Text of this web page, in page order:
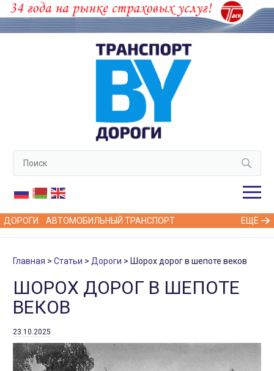
ДОРОГИ АВТОМОБИЛЬНЫЙ ТРАНСПОРТ ЕЩЁ
Главная Статьи Дороги Шорох дорог в шепоте веков
ШОРОХ ДОРОГ В ШЕПОТЕ
ВЕКОВ
23.10.2025